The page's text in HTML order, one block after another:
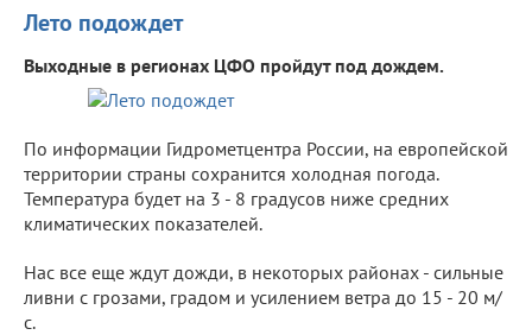
Лето подождет
Выходные в регионах ЦФО пройдут под дождем.
По информации Гидрометцентра России, на европейской
территории страны сохранится холодная погода.
Температура будет на 3 - 8 градусов ниже средних
климатических показателей.
Нас все еще ждут дожди, в некоторых районах - сильные
ливни с грозами, градом и усилением ветра до 15 - 20 м/
с.